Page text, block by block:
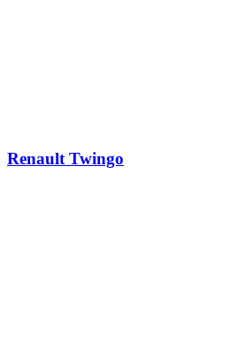
Renault Twingo